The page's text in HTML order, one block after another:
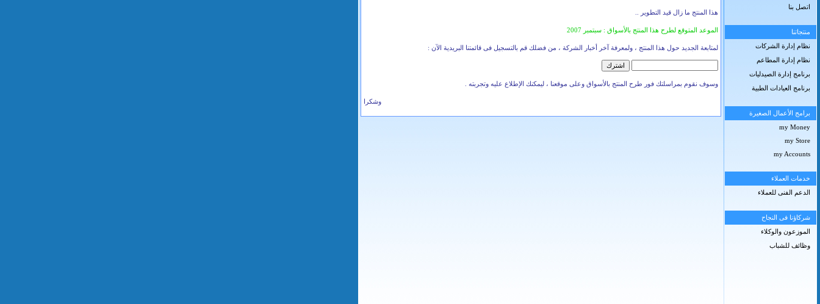
هذا المنتج ما زال قيد التطوير ..
الموعد المتوقع لطرح هذا المنتج بالأسواق : سبتمبر 2007
لمتابعة الجديد حول هذا المنتج ، ولمعرفة آخر أخبار الشركة ، من فضلك قم بالتسجيل فى قائمتنا البريدية الآن :
وسوف نقوم بمراسلتك فور طرح المنتج بالأسواق وعلى موقعنا ، ليمكنك الإطلاع عليه وتجربته .
وشكرا
اتصل بنا
منتجاتنا
نظام إدارة الشركات
نظام إدارة المطاعم
برنامج إدارة الصيدليات
برنامج العيادات الطبية
برامج الأعمال الصغيرة
my Money
my Store
my Accounts
خدمات العملاء
الدعم الفنى للعملاء
شركاؤنا فى النجاح
الموزعون والوكلاء
وظائف للشباب